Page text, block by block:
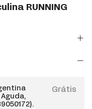
RUNNING
Grátis